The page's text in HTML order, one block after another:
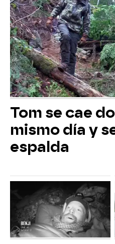
Tom se cae
mismo día y
espalda